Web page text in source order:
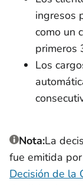
ingresos
como un
primeros
Los
Nota:La
fue emitida
Decisión de la